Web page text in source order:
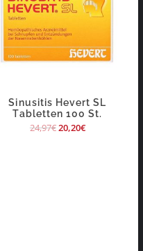
Sinusitis Hevert SL
Tabletten 100 St.
24,97€20,20€